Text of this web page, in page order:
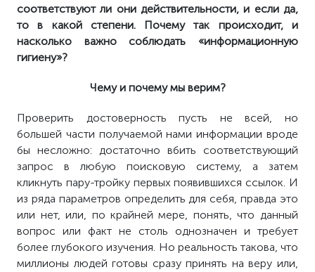
соответствуют ли они действительности, и если да,
то в какой степени. Почему так происходит, и
насколько важно соблюдать «информационную
гигиену»?
Чему и почему мы верим?
Проверить достоверность пусть не всей, но
большей части получаемой нами информации вроде
бы несложно: достаточно вбить соответствующий
запрос в любую поисковую систему, а затем
кликнуть пару-тройку первых появившихся ссылок. И
из ряда параметров определить для себя, правда это
или нет, или, по крайней мере, понять, что данный
вопрос или факт не столь однозначен и требует
более глубокого изучения. Но реальность такова, что
миллионы людей готовы сразу принять на веру или,